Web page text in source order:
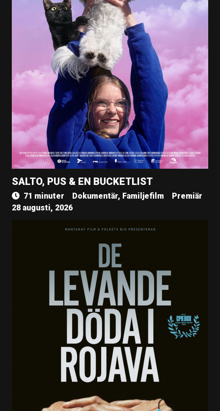
SALTO, PUS & EN BUCKETLIST
71 minuter Dokumentär, Familjefilm
Premiär
28 augusti, 2026